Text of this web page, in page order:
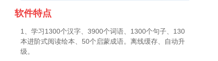
软件特点
1、学习1300个汉字、3900个词语、1300个句子、130
本进阶式阅读绘本、50个启蒙成语。离线缓存、自动升
级。